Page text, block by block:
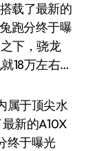
载了最新的
跑分终于曝
下，骁龙
18万左右…
属于顶尖水
新的A10X
终于曝光